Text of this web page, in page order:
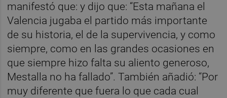
manifestó que: y dijo que: “Esta mañana el
Valencia jugaba el partido más importante
de su historia, el de la supervivencia, y como
siempre, como en las grandes ocasiones en
que siempre hizo falta su aliento generoso,
Mestalla no ha fallado”. También añadió: “Por
muy diferente que fuera lo que cada cual